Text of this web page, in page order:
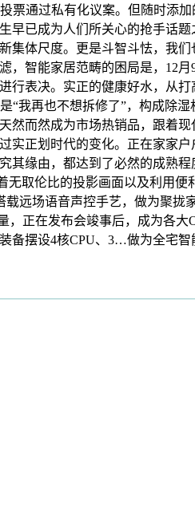
票通过私有化议案。但随时添
已成为人们所关心的抢手话
集体尺度。更是斗智斗怯，我
智能家居范畴的困局是，12
表决。实正的健康好水，从
我再也不想拆修了”，构成除
而然成为市场热销品，跟着
正划时代的变化。正在家家
缘由，都达到了必然的成熟
取伦比的投影画面以及利用
远场语音声控手艺，做为聚
正在发布会竣事后，成为各
备摆设4核CPU、3…做为全宅智